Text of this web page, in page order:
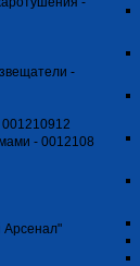
-
- 0012108
Арсенал"